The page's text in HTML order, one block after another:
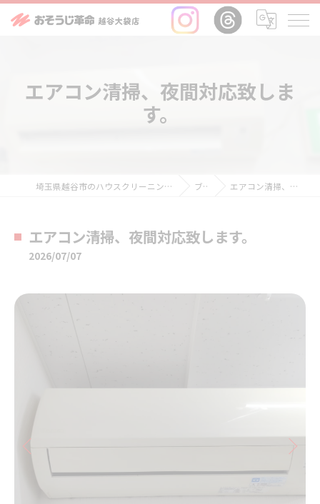
エアコン清掃、夜間対応致しま
す。
埼玉県越谷市のハウスクリーニングならおそうじ革命越谷大袋店 ブログ エアコン清掃、夜間対応致します。
エアコン清掃、夜間対応致します。
2026/07/07